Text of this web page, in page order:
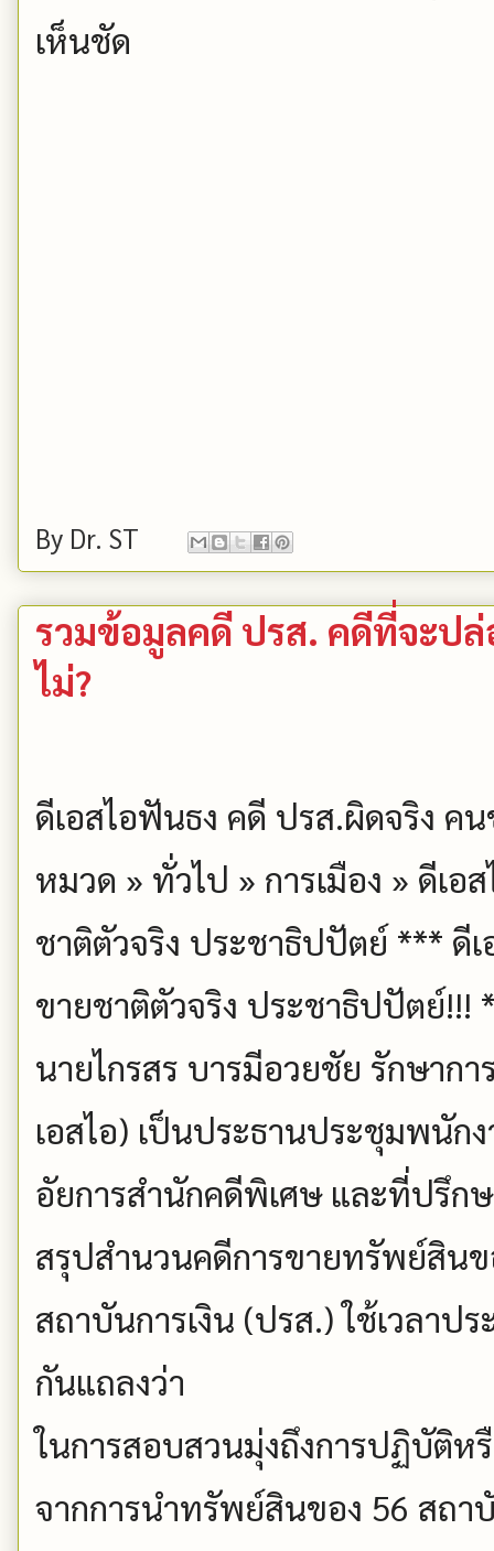
เห็นชัด
By Dr. ST
รวมข้อมูลคดี ปรส. คดีที่จะป
ไม่?
ดีเอสไอฟันธง คดี ปรส.ผิดจริง ค
หมวด » ทั่วไป » การเมือง » ดีเ
ชาติตัวจริง ประชาธิปปัตย์ *** ดี
ขายชาติตัวจริง ประชาธิปปัตย์!!!
นายไกรสร บารมีอวยชัย รักษาก
เอสไอ) เป็นประธานประชุมพนั
อัยการสำนักคดีพิเศษ และที่ปรึกษ
สรุปสำนวนคดีการขายทรัพย์สิน
สถาบันการเงิน (ปรส.) ใช้เวลา
กันแถลงว่า
ในการสอบสวนมุ่งถึงการปฏิบัติ
จากการนำทรัพย์สินของ 56 สถา